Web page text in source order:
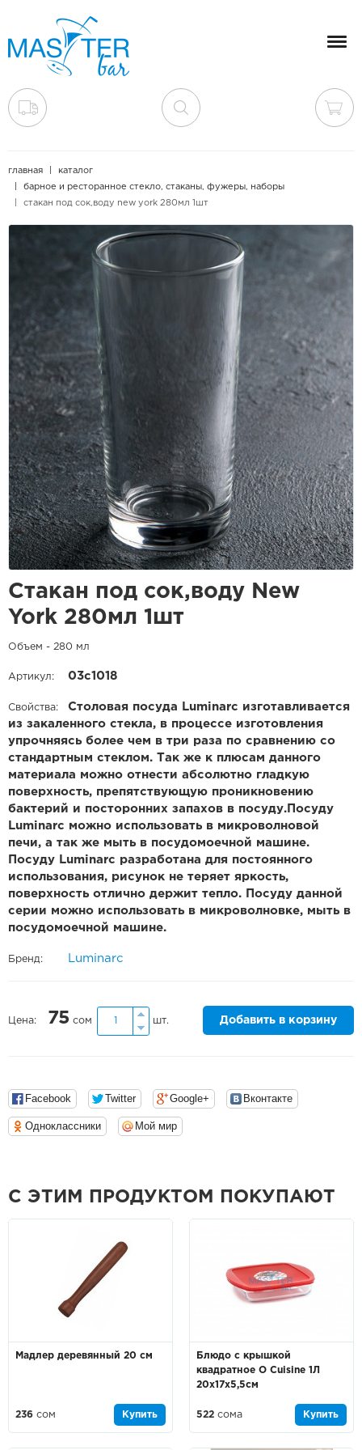
главная
каталог
барное и ресторанное стекло, стаканы, фужеры, наборы
стакан под сок,воду new york 280мл 1шт
Стакан под сок,воду New
York 280мл 1шт
Объем - 280 мл
Артикул: 03c1018
Свойства:
Столовая посуда Luminarc изготавливается
из закаленного стекла, в процессе изготовления
упрочняясь более чем в три раза по сравнению со
стандартным стеклом. Так же к плюсам данного
материала можно отнести абсолютно гладкую
поверхность, препятствующую проникновению
бактерий и посторонних запахов в посуду.Посуду
Luminarc можно использовать в микроволновой
печи, а так же мыть в посудомоечной машине.
Посуду Luminarc разработана для постоянного
использования, рисунок не теряет яркость,
поверхность отлично держит тепло. Посуду данной
серии можно использовать в микроволновке, мыть в
посудомоечной машине.
Бренд: Luminarc
Цена: 75 сом шт. Добавить в корзину
Facebook Twitter Google+ Вконтакте
Одноклассники Мой мир
С ЭТИМ ПРОДУКТОМ ПОКУПАЮТ
Мадлер деревянный 20 см
236 сом Купить
Блюдо с крышкой
квадратное O Cuisine 1Л
20х17х5,5см
522 сома Купить